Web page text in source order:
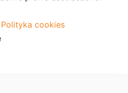
Polityka cookies